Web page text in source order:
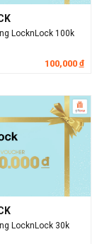
LocknLock 100k
100,000 đ
LocknLock 30k